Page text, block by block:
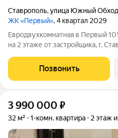
Ставрополь,улица Южный Обход
ЖК «Первый», 4 квартал 2029
Евродвухкомнатная в Первый
на 2 этаже от застройщика, г.
Позвонить
3 990 000 ₽
32 м² 1-комн. квартира 2 этаж